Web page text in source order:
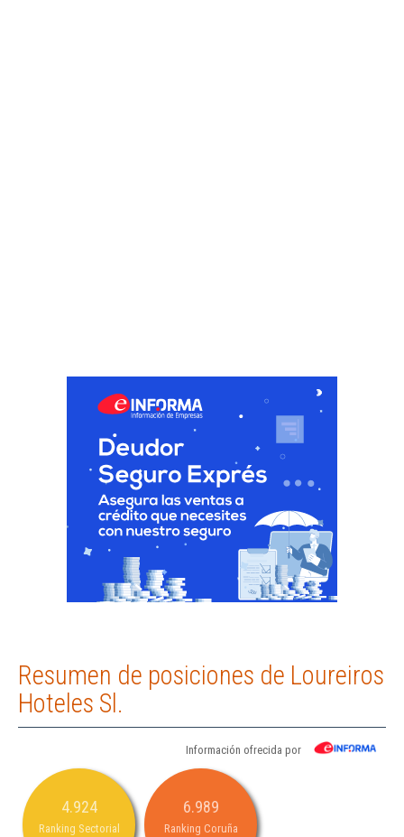
Resumen de posiciones de Loureiros
Hoteles Sl.
Información ofrecida por
4.924
Ranking Sectorial
6.989
Ranking Coruña